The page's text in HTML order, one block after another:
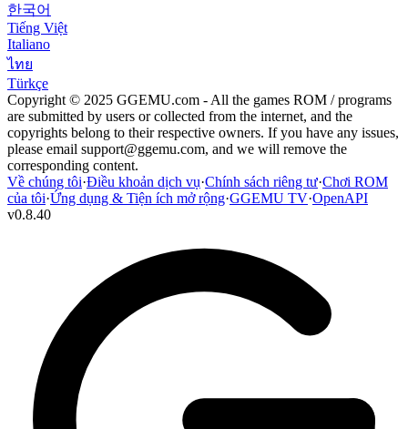
한국어
Tiếng Việt
Italiano
ไทย
Türkçe
Copyright © 2025 GGEMU.com - All the games ROM / programs
are submitted by users or collected from the internet, and the
copyrights belong to their respective owners. If you have any issues,
please email support@ggemu.com, and we will remove the
corresponding content.
Về chúng tôi·Điều khoản dịch vụ·Chính sách riêng tư·Chơi ROM
của tôi·Ứng dụng & Tiện ích mở rộng·GGEMU TV·OpenAPI
v0.8.40